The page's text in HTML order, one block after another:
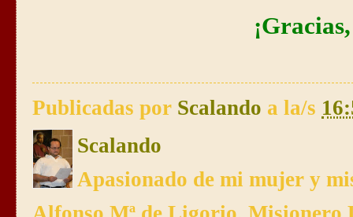
Publicadas por Scalando a la/s
Scalando
Apasionado de mi mujer y